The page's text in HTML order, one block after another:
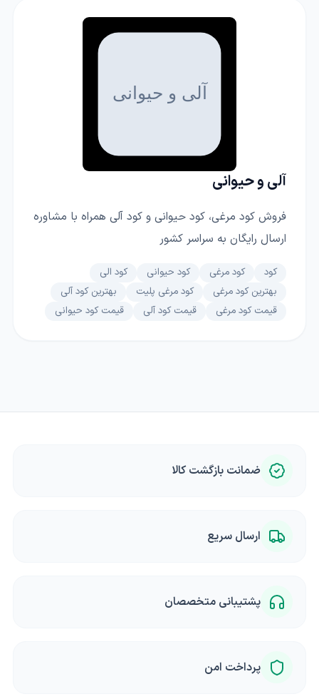
آلی و حیوانی
فروش کود مرغی، کود حیوانی و کود آلی همراه با مشاوره
ارسال رایگان به سراسر کشور
کود کود مرغی کود حیوانی
کود الی
بهترین کود مرغی
کود مرغی پلیت
بهترین کود آلی
قیمت کود مرغی
قیمت کود آلی قیمت کود حیوانی
ضمانت بازگشت کالا
ارسال سریع
پشتیبانی متخصصان
پرداخت امن